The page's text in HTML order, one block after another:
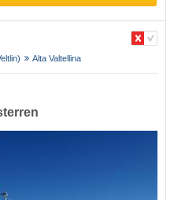
Alta Valtellina